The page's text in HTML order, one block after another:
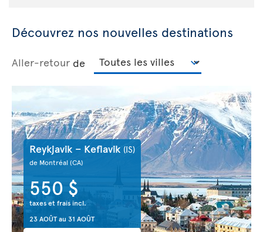
Découvrez nos nouvelles destinations
Aller-retour de
Reykjavik – Keflavik (IS)
de Montréal(CA)
550 $
taxes et frais incl.
23 AOÛTau 31 AOÛT